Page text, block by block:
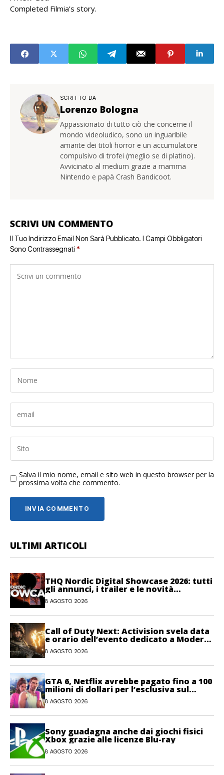
Completed Filmia’s story.
SCRITTO DA
Lorenzo Bologna
Appassionato di tutto ciò che concerne il
mondo videoludico, sono un inguaribile
amante dei titoli horror e un accumulatore
compulsivo di trofei (meglio se di platino).
Avvicinato al medium grazie a mamma
Nintendo e papà Crash Bandicoot.
SCRIVI UN COMMENTO
Il Tuo Indirizzo Email Non Sarà Pubblicato. I Campi Obbligatori
Sono Contrassegnati *
Salva il mio nome, email e sito web in questo browser per la
prossima volta che commento.
ULTIMI ARTICOLI
THQ Nordic Digital Showcase 2026: tutti
gli annunci, i trailer e le novità
dell’evento
8 AGOSTO 2026
Call of Duty Next: Activision svela data
e orario dell’evento dedicato a Modern
Warfare 4
8 AGOSTO 2026
GTA 6, Netflix avrebbe pagato fino a 100
milioni di dollari per l’esclusiva sul
gioco
8 AGOSTO 2026
Sony guadagna anche dai giochi fisici
Xbox grazie alle licenze Blu-ray
8 AGOSTO 2026